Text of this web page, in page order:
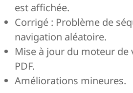
est affichée.
Corrigé : Problème de
navigation aléatoire.
Mise à jour du moteur de
PDF.
Améliorations mineures.